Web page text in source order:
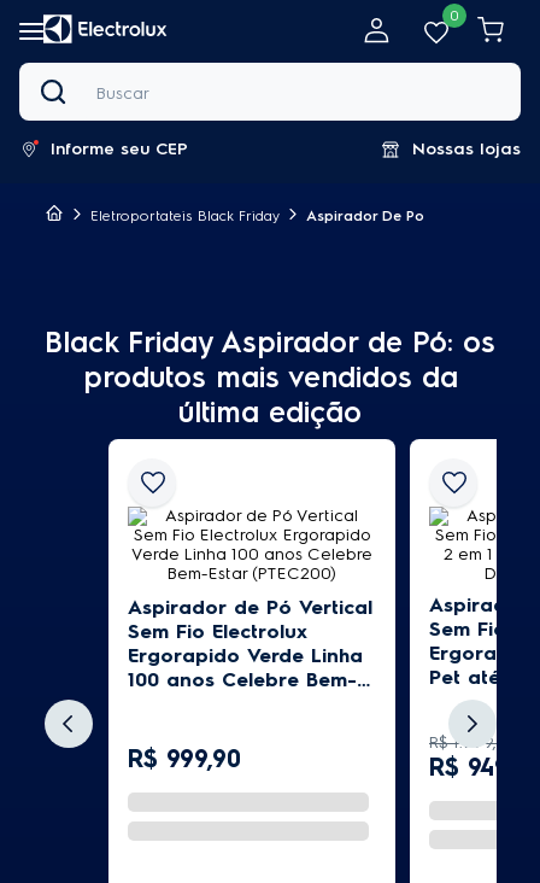
0
Buscar
Informe seu CEP Nossas lojas
Eletroportateis Black Friday Aspirador De Po
Black Friday Aspirador de Pó: os
produtos mais vendidos da
última edição
Aspirador de Pó Vertical
Sem Fio Electrolux
Ergorapido Verde Linha
100 anos Celebre Bem-
R$ 999,90
Aspirador
Sem Fio
Pet até 45
(ERG26)
R$ 1.999,
R$ 949